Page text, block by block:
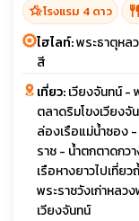
hotel_classโรงแรม 4 ดาว restaurant
ไฮไลท์:พระธาตุหล
สี
เที่ยว:เวียงจันทน์ -
ตลาดริมโขงเวียงจั
ล่องเรือแม่น้ำซอง
ราช - น้ำตกตาดก
เรือหางยาวไปเที่ย
พระราชวังเก่าหลว
เวียงจันทน์